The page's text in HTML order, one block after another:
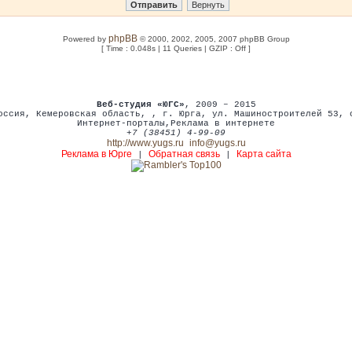
Powered by phpBB© 2000, 2002, 2005, 2007 phpBB Group
[ Time : 0.048s | 11 Queries | GZIP : Off ]
Веб-студия «ЮГС» , 2009 – 2015
, Кемеровская область, , г. Юрга, ул. Машиностроителей 53 ,
Интернет-порталы , Реклама в интернете
+7 (38451) 4-99-09
http://www.yugs.ru info@yugs.ru
Реклама в Юрге
Обратная связь| Карта сайта